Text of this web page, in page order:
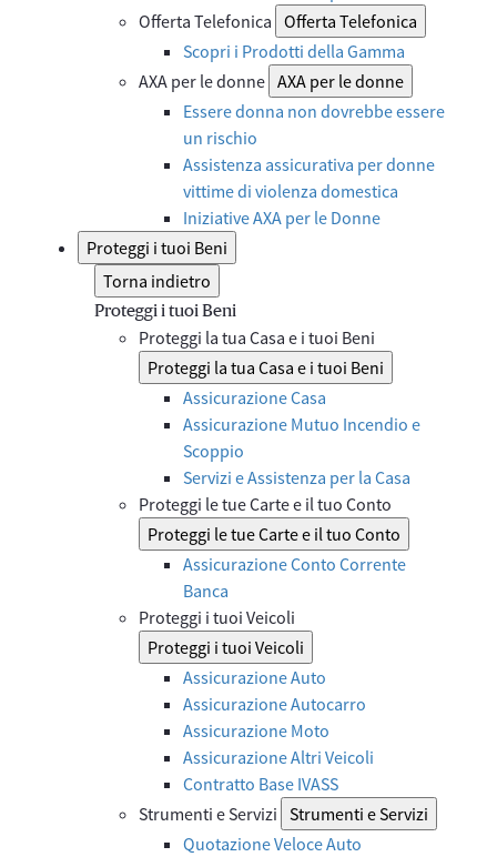
Offerta Telefonica Offerta Telefonica
Scopri i Prodotti della Gamma
AXA per le donne AXA per le donne
Essere donna non dovrebbe essere
un rischio
Assistenza assicurativa per donne
vittime di violenza domestica
Iniziative AXA per le Donne
Proteggi i tuoi Beni
Torna indietro
Proteggi i tuoi Beni
Proteggi la tua Casa e i tuoi Beni
Proteggi la tua Casa e i tuoi Beni
Assicurazione Casa
Assicurazione Mutuo Incendio e
Scoppio
Servizi e Assistenza per la Casa
Proteggi le tue Carte e il tuo Conto
Proteggi le tue Carte e il tuo Conto
Assicurazione Conto Corrente
Banca
Proteggi i tuoi Veicoli
Proteggi i tuoi Veicoli
Assicurazione Auto
Assicurazione Autocarro
Assicurazione Moto
Assicurazione Altri Veicoli
Contratto Base IVASS
Strumenti e Servizi Strumenti e Servizi
Quotazione Veloce Auto